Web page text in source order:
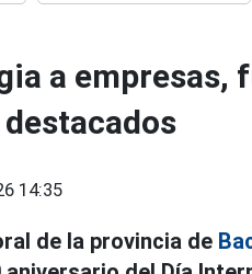
a
14:35
de la provincia de